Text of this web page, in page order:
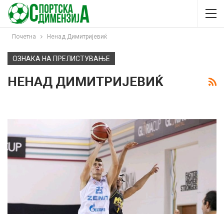
Почетна Ненад Димитријевиќ
ОЗНАКА НА ПРЕЛИСТУВАЊЕ
НЕНАД ДИМИТРИЈЕВИЌ